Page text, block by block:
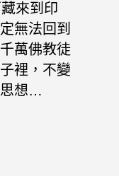
來到印
無法回到
萬佛教徒
裡，不變
思想…